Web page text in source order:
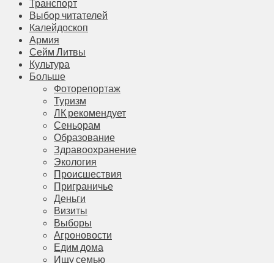
Транспорт
Выбор читателей
Калейдоскоп
Армия
Сейм Литвы
Культура
Больше
Фоторепортаж
Туризм
ЛК рекомендует
Сеньорам
Образование
Здравоохранение
Экология
Происшествия
Приграничье
Деньги
Визиты
Выборы
Агроновости
Едим дома
Ищу семью